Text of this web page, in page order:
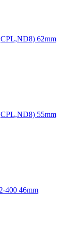
62mm
55mm
400 46mm